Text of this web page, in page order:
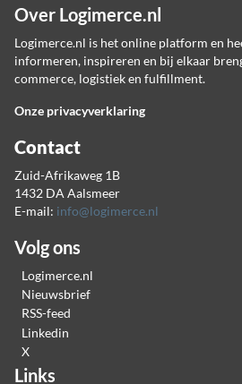
Over Logimerce.nl
Logimerce.nl is het online platform en
informeren, inspireren en bij elkaar
commerce, logistiek en fulfillment.
Onze privacyverklaring
Contact
Zuid-Afrikaweg 1B
1432 DA Aalsmeer
E-mail: info@logimerce.nl
Volg ons
Logimerce.nl
Nieuwsbrief
RSS-feed
Linkedin
X
Links